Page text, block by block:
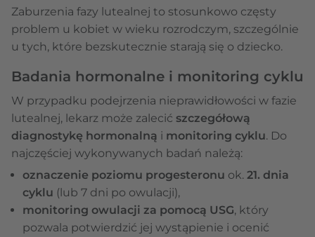
Zaburzenia fazy lutealnej to stosunkowo częsty
problem u kobiet w wieku rozrodczym, szczególnie
u tych, które bezskutecznie starają się o dziecko.
Badania hormonalne i monitoring cyklu
W przypadku podejrzenia nieprawidłowości w fazie
lutealnej, lekarz może zalecić szczegółową
diagnostykę hormonalną i monitoring cyklu. Do
najczęściej wykonywanych badań należą:
oznaczenie poziomu progesteronu ok. 21. dnia
cyklu (lub 7 dni po owulacji),
monitoring owulacji za pomocą USG, który
pozwala potwierdzić jej wystąpienie i ocenić